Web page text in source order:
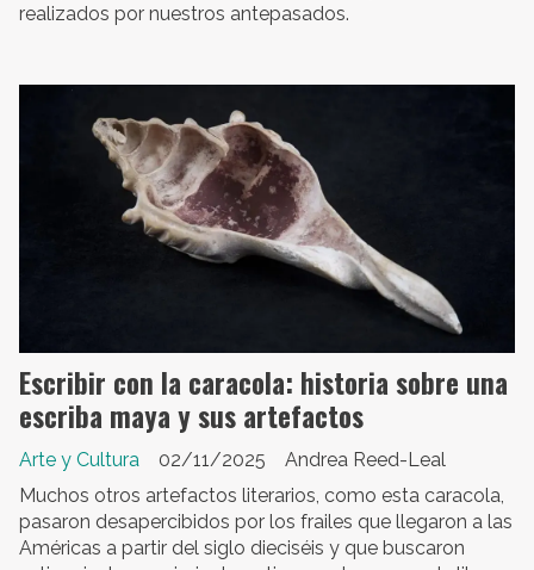
realizados por nuestros antepasados.
Escribir con la caracola: historia sobre una
escriba maya y sus artefactos
Andrea Reed-Leal
Arte y Cultura
02/11/2025
Muchos otros artefactos literarios, como esta caracola,
pasaron desapercibidos por los frailes que llegaron a las
Américas a partir del siglo dieciséis y que buscaron